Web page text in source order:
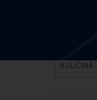
KOLIČINA